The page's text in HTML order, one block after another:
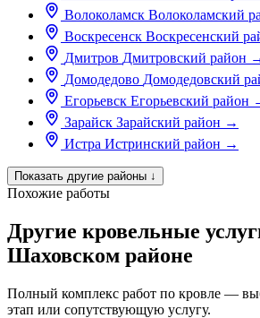
Волоколамск Волоколамский
Воскресенск Воскресенский
Дмитров Дмитровский район
Домодедово Домодедовский
Егорьевск Егорьевский район
Зарайск Зарайский район →
Истра Истринский район →
Показать другие районы ↓
Похожие работы
Другие кровельные
Шаховском районе
Полный комплекс работ по кровле —
этап или сопутствующую услугу.